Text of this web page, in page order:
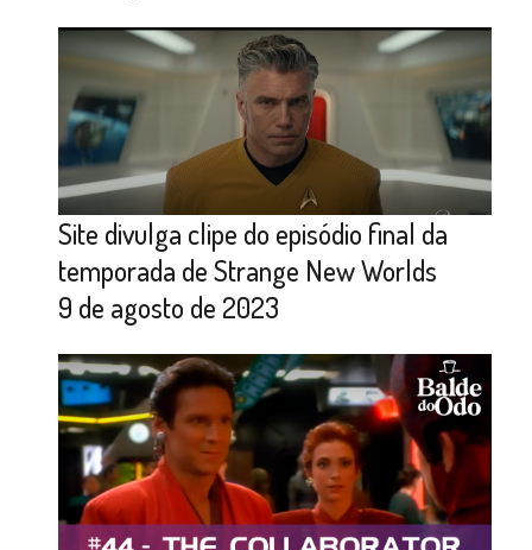
Site divulga clipe do episódio final da
temporada de Strange New Worlds
9 de agosto de 2023